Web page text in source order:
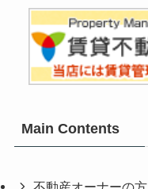
Main Contents